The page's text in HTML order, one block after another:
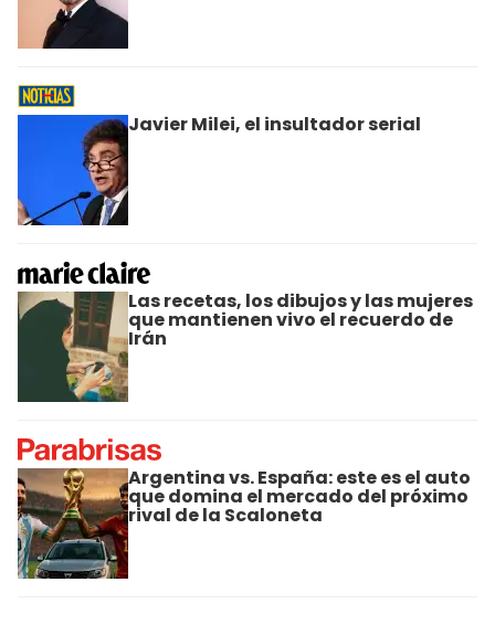
Javier Milei, el insultador serial
Las recetas, los dibujos y las mujeres
que mantienen vivo el recuerdo de
Irán
Argentina vs. España: este es el auto
que domina el mercado del próximo
rival de la Scaloneta